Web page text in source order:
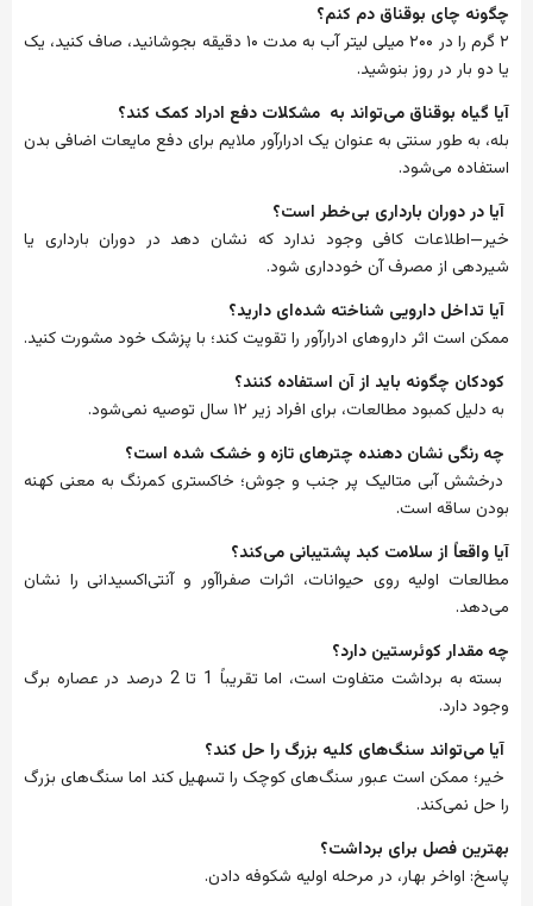
چگونه چای بوقناق دم کنم؟
۲ گرم را در ۲۰۰ میلی لیتر آب به مدت ۱۰ دقیقه بجوشانید، صاف کنید، یک
یا دو بار در روز بنوشید.
آیا گیاه بوقناق می‌تواند به مشکلات دفع ادراد کمک کند؟
بله، به طور سنتی به عنوان یک ادرارآور ملایم برای دفع مایعات اضافی بدن
استفاده می‌شود.
آیا در دوران بارداری بی‌خطر است؟
خیر—اطلاعات کافی وجود ندارد که نشان دهد در دوران بارداری یا
شیردهی از مصرف آن خودداری شود.
آیا تداخل دارویی شناخته شده‌ای دارید؟
ممکن است اثر داروهای ادرارآور را تقویت کند؛ با پزشک خود مشورت کنید.
کودکان چگونه باید از آن استفاده کنند؟
به دلیل کمبود مطالعات، برای افراد زیر ۱۲ سال توصیه نمی‌شود.
چه رنگی نشان دهنده چترهای تازه و خشک شده است؟
درخشش آبی متالیک پر جنب و جوش؛ خاکستری کمرنگ به معنی کهنه
بودن ساقه است.
آیا واقعاً از سلامت کبد پشتیبانی می‌کند؟
مطالعات اولیه روی حیوانات، اثرات صفراآور و آنتی‌اکسیدانی را نشان
می‌دهد.
چه مقدار کوئرستین دارد؟
بسته به برداشت متفاوت است، اما تقریباً 1 تا 2 درصد در عصاره برگ
وجود دارد.
آیا می‌تواند سنگ‌های کلیه بزرگ را حل کند؟
خیر؛ ممکن است عبور سنگ‌های کوچک را تسهیل کند اما سنگ‌های بزرگ
را حل نمی‌کند.
بهترین فصل برای برداشت؟
پاسخ: اواخر بهار، در مرحله اولیه شکوفه دادن.